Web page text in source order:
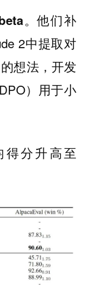
。他们补
2中提取对
想法，开发
）用于小
得分升高至